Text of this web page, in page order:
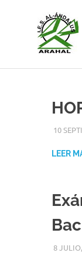
10
LEER
8